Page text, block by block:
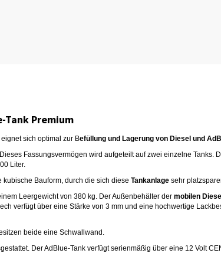
Tank Premium
eignet sich optimal zur Befüllung und Lagerung von Diesel und
Fassungsvermögen wird aufgeteilt auf zwei einzelne Tanks.
Liter.
kubische Bauform, durch die sich diese Tankanlage sehr
Leergewicht von 380 kg. Der Außenbehälter der mobilen
verfügt über eine Stärke von 3 mm und eine hochwertige
beide eine Schwallwand.
Der AdBlue-Tank verfügt serienmäßig über eine 12 Volt